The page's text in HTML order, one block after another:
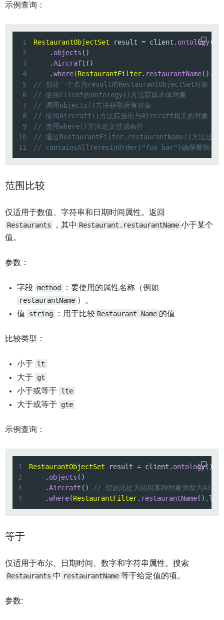
示例查询：
1 RestaurantObjectSet result = client . ontology(
2
. objects ( )
3
.Aircraft ( )
4
.where(RestaurantFilter. restaurantName( ) .
5
// 创建一个名为result的RestaurantObjectSet对象
6
// 使用client的ontology()方法获取本体对象
7
// 调用objects()方法获取所有对象
8
// 使用Aircraft()方法筛选出与Aircraft相关的对象
9
// 使用where()方法定义过滤条件
10
// 通过RestaurantFilter.restaurantName()方法过滤
11
// containsAllTermsInOrder("foo bar")确保餐馆名称
范围比较
仅适用于数值、字符串和日期时间属性。返回
Restaurants
，其中 Restaurant.restaurantName 小于某个
值。
参数：
字段 method
：要使用的属性名称（例如
restaurantName ）。
值
string ：用于比较 Restaurant Name 的值
比较类型：
小于 lt
大于 gt
小于或等于 lte
大于或等于 gte
示例查询：
1 RestaurantObjectSet result = client . ontology( )
2
. objects ( )
3
.Aircraft ( )
// 假设此处为调用某种对象类型为
4
.where(RestaurantFilter. restaurantName( ) . lt
等于
仅适用于布尔、日期时间、数字和字符串属性。搜索
Restaurants 中 restaurantName 等于给定值的项。
参数: